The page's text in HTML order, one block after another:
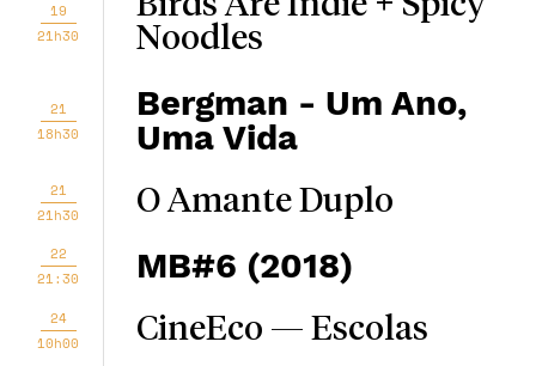
19
21h30
Noodles
21
18h30
Bergman - Um Ano,
Uma Vida
21
21h30
O Amante Duplo
22
21:30
MB#6 (2018)
24
10h00
CineEco — Escolas